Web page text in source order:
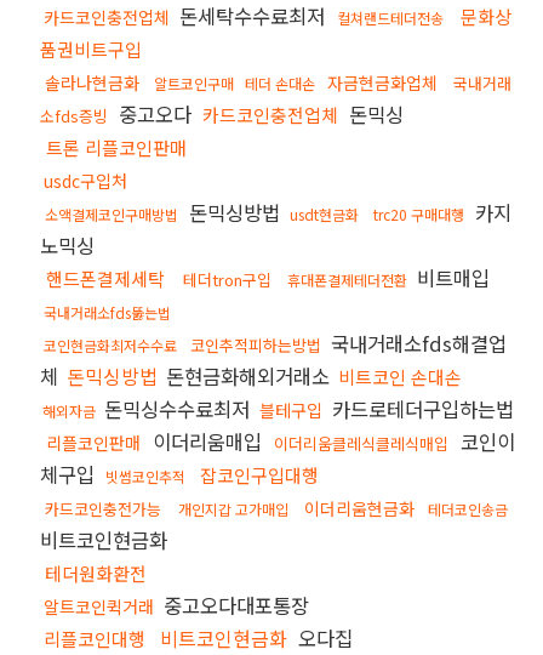
카드코인충전업체 돈세탁수수료최저 컬쳐랜드테더전송
문화상
품권비트구입
솔라나현금화 알트코인구매 테더 손대손 자금현금화업체
국내거래
소fds증빙
중고오다 카드코인충전업체 돈믹싱
트론 리플코인판매
usdc구입처
소액결제코인구매방법 돈믹싱방법 usdt현금화 trc20 구매대행
카지
노믹싱
핸드폰결제세탁 테더tron구입 휴대폰결제테더전환 비트매입
국내거래소fds뚫는법
코인현금화최저수수료
코인추적피하는방법 국내거래소fds해결업
체 돈믹싱방법 돈현금화해외거래소 비트코인 손대손
해외자금 돈믹싱수수료최저 블테구입 카드로테더구입하는법
리플코인판매 이더리움매입 이더리움클레식클레식매입
코인이
체구입
빗썸코인추적 잡코인구입대행
카드코인충전가능 개인지갑 고가매입 이더리움현금화 테더코인송금
비트코인현금화
테더원화환전
알트코인퀵거래 중고오다대포통장
리플코인대행 비트코인현금화 오다집